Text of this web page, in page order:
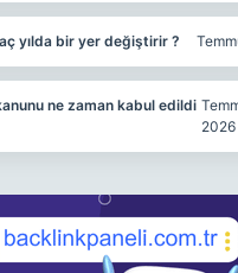
yılda bir yer değiştirir ?
ne zaman kabul edildi
2026